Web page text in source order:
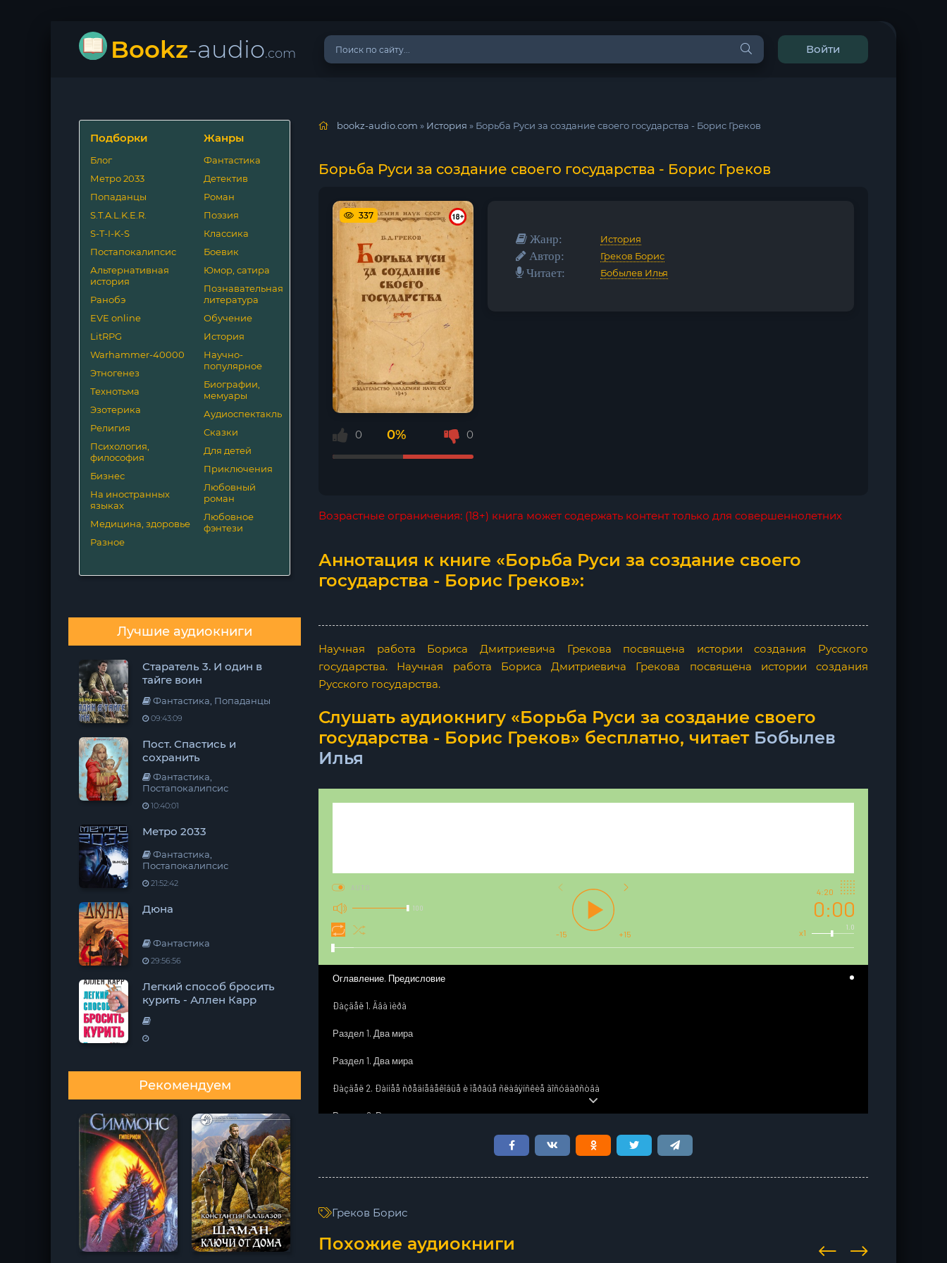
Bookz-audio.com Войти
Подборки
Блог
Метро 2033
Попаданцы
S.T.A.L.K.E.R.
S-T-I-K-S
Постапокалипсис
Альтернативная
история
Ранобэ
EVE online
LitRPG
Warhammer-40000
Этногенез
Технотьма
Эзотерика
Религия
Психология,
философия
Бизнес
На иностранных
языках
Медицина, здоровье
Разное
Жанры
Фантастика
Детектив
Роман
Поэзия
Классика
Боевик
Юмор, сатира
Познавательная
литература
Обучение
История
Научно-
популярное
Биографии,
мемуары
Аудиоспектакль
Сказки
Для детей
Приключения
Любовный
роман
Любовное
фэнтези
Лучшие аудиокниги
Старатель 3. И один в
тайге воин
Фантастика, Попаданцы
09:43:09
Пост. Спастись и
сохранить
Фантастика,
Постапокалипсис
10:40:01
Метро 2033
Фантастика,
Постапокалипсис
21:52:42
Дюна
Фантастика
29:56:56
Легкий способ бросить
курить - Аллен Карр
Рекомендуем
bookz-audio.com » История » Борьба Руси за создание своего государства - Борис Греков
Борьба Руси за создание своего государства - Борис Греков
337
0 0% 0
Жанр: История
Автор: Греков Борис
Читает: Бобылев Илья
Возрастные ограничения: (18+) книга может содержать контент только для совершеннолетних
Аннотация к книге «Борьба Руси за создание своего
государства - Борис Греков»:
Научная работа Бориса Дмитриевича Грекова посвящена истории создания Русского
государства. Научная работа Бориса Дмитриевича Грекова посвящена истории создания
Русского государства.
Слушать аудиокнигу «Борьба Руси за создание своего
государства - Борис Греков» бесплатно, читает Бобылев
Илья
100 0:00
4:20
1.0
x1
-15 +15
AUTO
Оглавление. Предисловие
Ðàçäåë 1. Äâà ìèðà
Раздел 1. Два мира
Раздел 1. Два мира
Ðàçäåë 2. Ðàííåå ñðåäíåâåêîâüå è ïåðâûå ñëàâÿíñêèå ãîñóäàðñòâà
Раздел 2. Раннее средневековье и первые славянские государства
Раздел 2. Раннее средневековье и первые славянские государства
Ðàçäåë 4. Ýêîíîìèêà è ôàêòû ñîöèàëüíîé æèçíè äîêèåâñêîãî è ðàííåêèåâñêîãî ïåðèîäà ðàçâèòèÿ Ðóñè
Греков Борис
Похожие аудиокниги